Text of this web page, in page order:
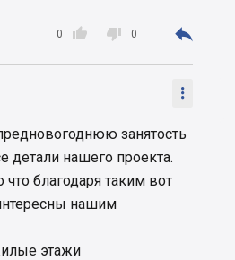

0  0 

занятость
детали нашего проекта.
благодаря таким вот
нашим
этажи